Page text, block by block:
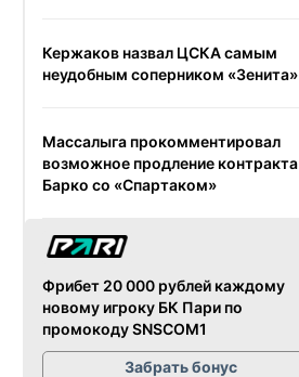
Кержаков назвал ЦСКА самым
неудобным соперником «Зенита»
Массалыга прокомментировал
возможное продление контракта
Барко со «Спартаком»
Фрибет 20 000 рублей каждому
новому игроку БК Пари по
промокоду SNSCOM1
Забрать бонус